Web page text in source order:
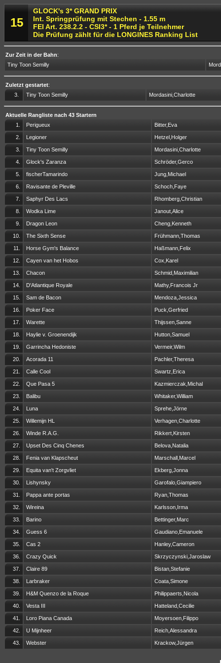
15
GLOCK's 3* GRAND PRIX
Int. Springprüfung mit Stechen - 1.55 m
FEI Art. 238.2.2 - CSI3* - 1 Pferd je Teilnehmer
Die Prüfung zählt für die LONGINES Ranking List
Zur Zeit in der Bahn:
Tiny Toon Semilly
Zuletzt gestartet:
3.
Tiny Toon Semilly Mordasini,Charlotte
Aktuelle Rangliste nach 43 Startern
1.
Perigueux Bitter,Eva
2. Legioner Hetzel,Holger
3. Tiny Toon Semilly Mordasini,Charlotte
4. Glock's Zaranza Schröder,Gerco
5. fischerTamarindo Jung,Michael
6. Ravisante de Pleville Schoch,Faye
7. Saphyr Des Lacs Rhomberg,Christian
8. Wodka Lime Janout,Alice
9. Dragon Leon Cheng,Kenneth
10. The Sixth Sense Frühmann,Thomas
11. Horse Gym's Balance Haßmann,Felix
12. Cayen van het Hobos Cox,Karel
13. Chacon Schmid,Maximilian
14. D'Atlantique Royale Mathy,Francois Jr
15. Sam de Bacon Mendoza,Jessica
16. Poker Face Puck,Gerfried
17. Warette Thijssen,Sanne
18. Haylie v. Groenendijk Hutton,Samuel
19. Garrincha Hedoniste Vermeir,Wilm
20. Acorada 11 Pachler,Theresa
21. Calle Cool Swartz,Erica
22. Que Pasa 5 Kazmierczak,Michal
23. Balibu Whitaker,William
24. Luna Sprehe,Jörne
25. Willemijn HL Verhagen,Charlotte
26. Winde R.A.G. Rikkert,Kirsten
27. Upset Des Cinq Chenes Belova,Natalia
28. Fenia van Klapscheut Marschall,Marcel
29. Equita van't Zorgvliet Ekberg,Jonna
30. Lishynsky Garofalo,Giampiero
31. Pappa ante portas Ryan,Thomas
32. Wireina Karlsson,Irma
33. Barino Bettinger,Marc
34. Guess 6 Gaudiano,Emanuele
35. Cas 2 Hanley,Cameron
36. Crazy Quick Skrzyczynski,Jaroslaw
37. Claire 89 Bistan,Stefanie
38. Larbraker Coata,Simone
39. H&M Quenzo de la Roque Philippaerts,Nicola
40. Vesta III Hatteland,Cecilie
41. Loro Piana Canada Moyersoen,Filippo
42. U Mijnheer Reich,Alessandra
43. Webster Krackow,Jürgen